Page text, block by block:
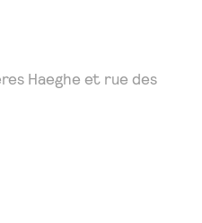
Haeghe et rue des